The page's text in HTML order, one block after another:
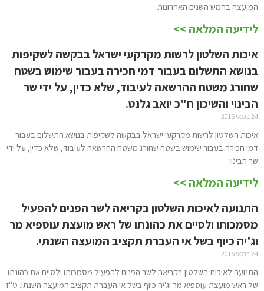
המועצה בחמש השנים האחרונות
לידיעה המלאה >>
איכות השלטון לרשות מקרקעי ישראל בבקשה לשקיפות
בנושא התשלום בעבור דמי חכירה בעבור שימוש בשטח
שחורג משטח ההרשאה לעיבוד, שלא כדין, על ידי שר
הבינוי והשיכון ח"כ יואב גלנט.
24 במאי 2016
איכות השלטון לרשות מקרקעי ישראל בבקשה לשקיפות בנושא התשלום בעבור
דמי חכירה בעבור שימוש בשטח שחורג משטח ההרשאה לעיבוד, שלא כדין, על ידי
שר הבינוי
לידיעה המלאה >>
התנועה לאיכות השלטון בקריאה לשר הפנים להפעיל
מסמכותו ולסיים את כהונתו של ראש מועצת עוספיא מר
וג'יה כיוף בשל אי העברת תקציב המועצה השנתי.
24 במאי 2016
התנועה לאיכות השלטון בקריאה לשר הפנים להפעיל מסמכותו ולסיים את כהונתו
של ראש מועצת עוספיא מר וג'יה כיוף בשל אי העברת תקציב המועצה השנתי. ט"ז